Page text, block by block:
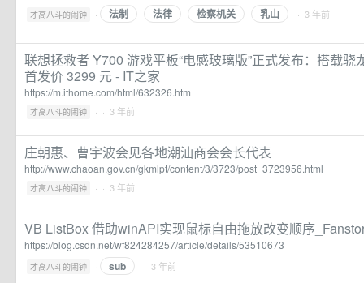
才高八斗的闹钟 · 法制 法律 检察机关 乳山 · 3 年前
联想拯救者 Y700 游戏平板“电感玻璃版”正式发布：搭载骁
首发价 3299 元 - IT之家
https://m.ithome.com/html/632326.htm
才高八斗的闹钟 · · 3 年前
庄朝惠、曹宇波会见各地潮汕商会会长代表
http://www.chaoan.gov.cn/gkmlpt/content/3/3723/post_3723956.html
才高八斗的闹钟 · · 3 年前
VB ListBox 借助winAPI实现鼠标自由拖放改变顺序
https://blog.csdn.net/wf824284257/article/details/53510673
才高八斗的闹钟 · sub · 3 年前